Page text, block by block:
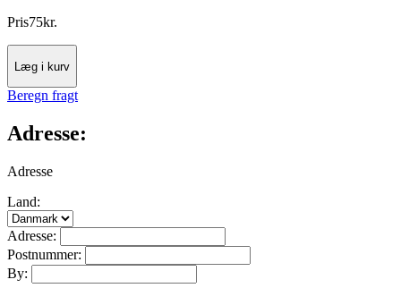
Pris75kr.
Læg i kurv
Beregn fragt
Adresse:
Adresse
Land:
Adresse:
Postnummer:
By: